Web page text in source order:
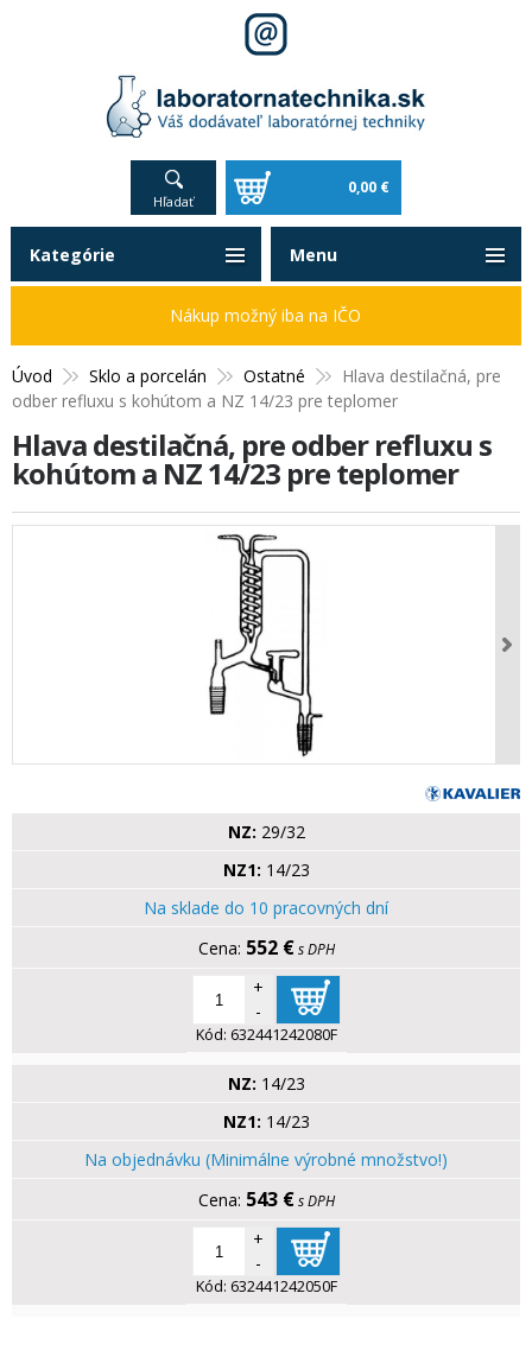
Hľadať
0,00 €
Úvod Sklo a porcelán Ostatné
Hlava destilačná, pre
odber refluxu s kohútom a NZ 14/23 pre teplomer
Hlava destilačná, pre odber refluxu s
kohútom a NZ 14/23 pre teplomer
NZ: 29/32
NZ1: 14/23
Na sklade do 10 pracovných dní
552 € s DPH
+
-
Kód: 632441242080F
NZ: 14/23
NZ1: 14/23
Na objednávku (Minimálne výrobné množstvo!)
543 € s DPH
+
-
Kód: 632441242050F
Kategórie
Nákup možný iba na IČO
Menu